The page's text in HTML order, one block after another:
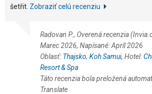
šetřit. Zobraziť celú recenziu
Radovan P., Overená recenzia
Marec 2026, Napísané: Apríl 2026
Oblasť: Thajsko, Koh Samui, Hotel:
Resort & Spa
Táto recenzia bola preložená
Translate